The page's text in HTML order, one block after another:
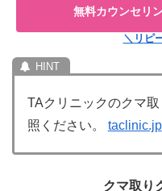
無料カウンセリ
＼リピ
TAクリニックのクマ
照ください。 taclinic.jp
クマ取り